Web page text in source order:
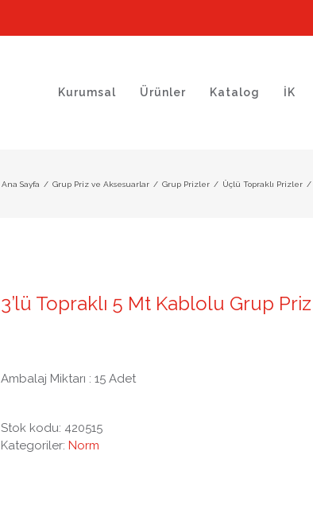
Kurumsal Ürünler Katalog İK
Ana Sayfa / Grup Priz ve Aksesuarlar / Grup Prizler / Üçlü Topraklı Prizler /
3’lü Topraklı 5 Mt Kablolu Grup Priz
Ambalaj Miktarı : 15 Adet
Stok kodu: 420515
Kategoriler: Norm